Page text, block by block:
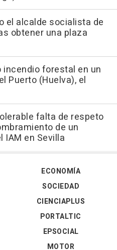
el alcalde socialista de
obtener una plaza
incendio forestal en un
Puerto (Huelva), el
falta de respeto
de un
IAM en Sevilla
ECONOMÍA
SOCIEDAD
CIENCIAPLUS
PORTALTIC
EPSOCIAL
MOTOR